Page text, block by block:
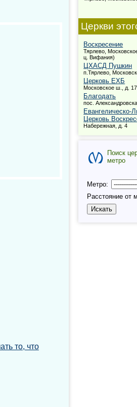
то, что
Церкви
Воскресение
Тярлево,
ц. Вифания)
ЦХАСД Пушкин
п.Тярлево,
Церковь ЕХБ
Московское ш., д. 17
Благодать
пос.
Евангелическо-
Церковь
Набережная, д. 4
Поиск
метро
Метро:
Расстояние от